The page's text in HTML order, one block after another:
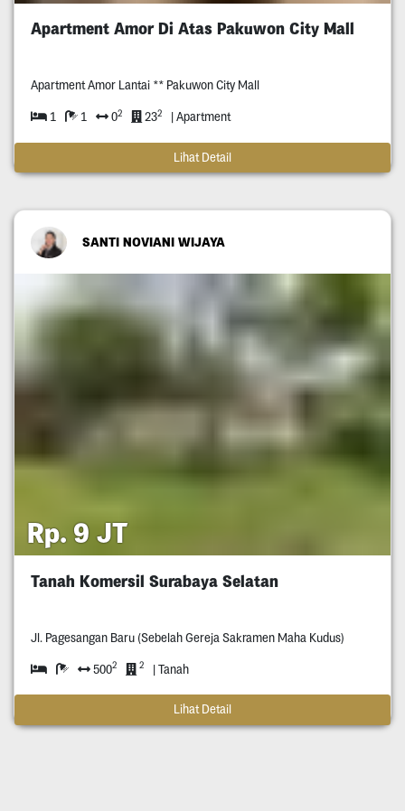
Apartment Amor Di Atas Pakuwon City Mall
Apartment Amor Lantai ** Pakuwon City Mall
1 1 02 232 | Apartment
Lihat Detail
SANTI NOVIANI WIJAYA
Rp. 9 JT
Tanah Komersil Surabaya Selatan
Jl. Pagesangan Baru (Sebelah Gereja Sakramen Maha Kudus)
5002 2 | Tanah
Lihat Detail